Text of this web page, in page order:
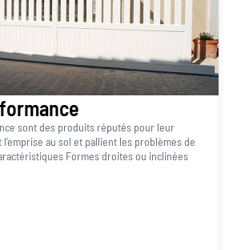
sont des produits réputés pour leur
au sol et pallient les problèmes de
Formes droites ou inclinées